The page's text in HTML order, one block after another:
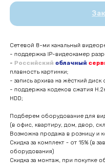
Сетевой 8-ми канальный
- поддержка IP-видеокамер
- Российский облачный
плавность картинки;
- запись архива на жёсткий
- поддержка кодеков сжатия
HDD;
Подберем оборудование для
(в офис, квартиру, дом, двор,
Возможна продажа в розницу и
Скидка за комплект - от 15% (в
оборудования)
Скидка за монтаж, при покупке